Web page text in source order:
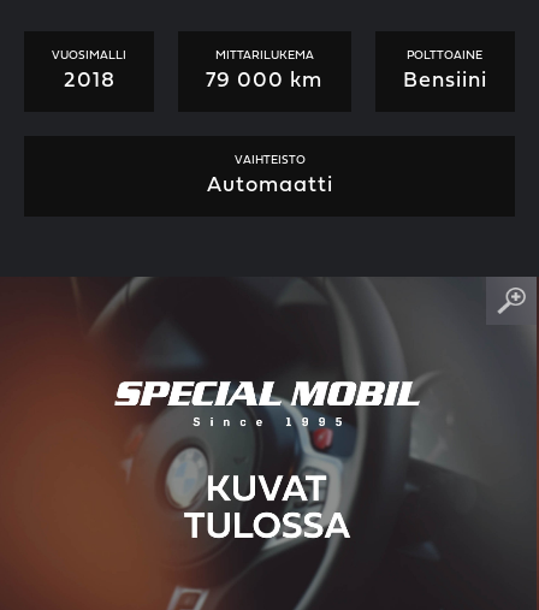
VUOSIMALLI
2018
MITTARILUKEMA
79 000 km
POLTTOAINE
Bensiini
VAIHTEISTO
Automaatti